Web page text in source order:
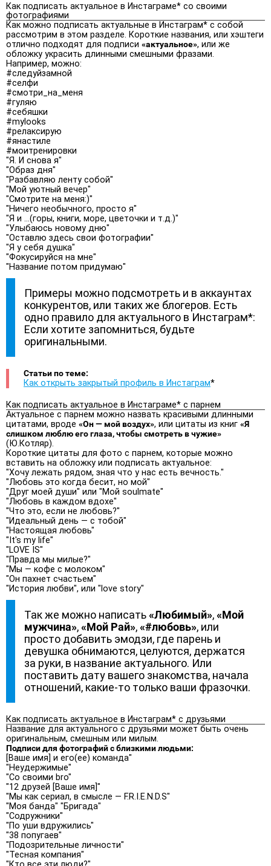
Как подписать актуальное в Инстаграме* со своими
фотографиями
Как можно подписать актуальные в Инстаграм* с собой
рассмотрим в этом разделе. Короткие названия, или хэштеги
отлично подходят для подписи «актуальное», или же
обложку украсить длинными смешными фразами.
Например, можно:
#следуйзамной
#селфи
#смотри_на_меня
#гуляю
#себяшки
#mylooks
#релаксирую
#янастиле
#моитренировки
"Я. И снова я"
"Образ дня"
"Разбавляю ленту собой"
"Мой уютный вечер"
"Смотрите на меня:)"
"Ничего необычного, просто я"
"Я и ...(горы, книги, море, цветочки и т.д.)"
"Улыбаюсь новому дню"
"Оставлю здесь свои фотографии"
"Я у себя душка"
"Фокусируйся на мне"
"Название потом придумаю"
Примеры можно подсмотреть и в аккаунтах
конкурентов, или таких же блогеров. Есть
одно правило для актуального в Инстаграм*:
Если хотите запомниться, будьте
оригинальными.
Статьи по теме:
Как открыть закрытый профиль в Инстаграм*
Как подписать актуальное в Инстаграме* с парнем
Актуальное с парнем можно назвать красивыми длинными
цитатами, вроде «Он — мой воздух», или цитаты из книг «Я
слишком люблю его глаза, чтобы смотреть в чужие»
(Ю.Котляр).
Короткие цитаты для фото с парнем, которые можно
вставить на обложку или подписать актуальное:
"Хочу лежать рядом, зная что у нас есть вечность."
"Любовь это когда бесит, но мой"
"Друг моей души" или "Мой soulmate"
"Любовь в каждом вдохе"
"Что это, если не любовь?"
"Идеальный день — с тобой"
"Настоящая любовь"
"It's my life"
"LOVE IS"
"Правда мы милые?"
"Мы — кофе с молоком"
"Он пахнет счастьем"
"История любви", или "love story"
Так же можно написать«Любимый»,«Мой
мужчина»,«Мой Рай»,«#любовь», или
просто добавить эмодзи, где парень и
девушка обнимаются, целуются, держатся
за руки, в название актуального. Или
поставить дату вашего знакомства, начала
отношений, какие-то только ваши фразочки.
Как подписать актуальное в Инстаграм* с друзьями
Название для актуального с друзьями может быть очень
оригинальным, смешным или милым.
Подписи для фотографий с близкими людьми:
[Ваше имя] и его(ее) команда"
"Неудержимые"
"Со своими bro"
"12 друзей [Ваше имя]"
"Мы как сериал, в смысле — F.R.I.E.N.D.S"
"Моя банда" "Бригада"
"Содружники"
"По уши вдружились"
"38 попугаев"
"Подозрительные личности"
"Тесная компания"